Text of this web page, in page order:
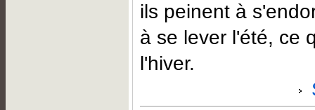
ils peinent à
à se lever l'été, ce
l'hiver.